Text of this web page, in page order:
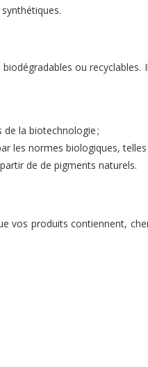
ou
de la biotechnologie ;
normes biologiques, telles
de de pigments naturels.
produits contiennent,